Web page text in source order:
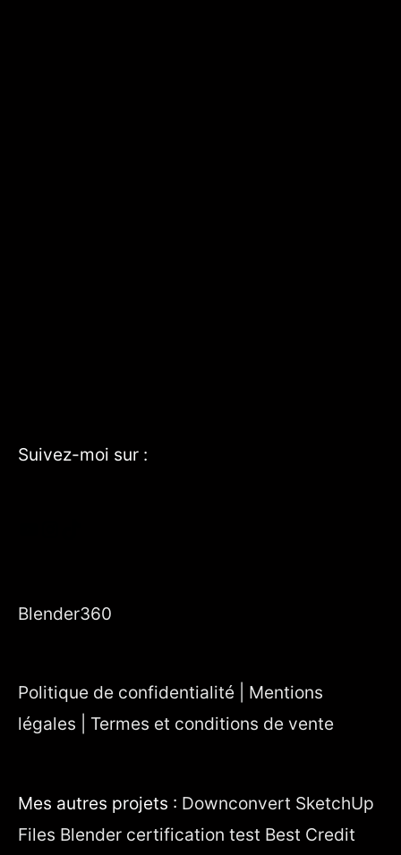
Suivez-moi sur :
Blender360
Politique de confidentialité | Mentions
légales | Termes et conditions de vente
Mes autres projets : Downconvert SketchUp
Files Blender certification test Best Credit